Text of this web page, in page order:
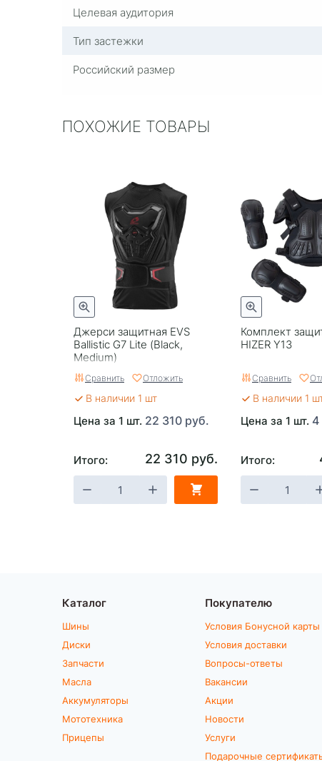
Целевая аудитория
Тип застежки
Российский размер
ПОХОЖИЕ ТОВАРЫ
Джерси защитная EVS
Ballistic G7 Lite (Black,
Medium)
Сравнить Отложить
В наличии 1 шт
Цена за 1 шт. 22 310 руб.
Итого: 22 310 руб.
Комплект
HIZER Y13
Сравнить
В наличии 1
Цена за 1 шт. 4
Итого:
Каталог
Шины
Диски
Запчасти
Масла
Аккумуляторы
Мототехника
Прицепы
Покупателю
Условия Бонусной карты
Условия доставки
Вопросы-ответы
Вакансии
Акции
Новости
Услуги
Подарочные